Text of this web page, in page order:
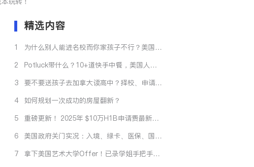
精选内容
1
为什么别人能进名校而你家孩子不行？美国名
校录取真正的关键是…
2
Potluck带什么？10+道快手中餐，美国人爱
吃还不过敏
3
要不要送孩子去加拿大读高中？择校、申请、
预算和适应力要长期规划起来！
4
如何规划一次成功的房屋翻新？
5
重磅更新！ 2025年 $10万H1B申请费最新指
南 + H1B工资加权抽签新政
6
美国政府关门实况：入境、绿卡、医保、国家
公园...7大领域受影响！华人如何自救？
7
拿下美国艺术大学Offer！已录学姐手把手拆